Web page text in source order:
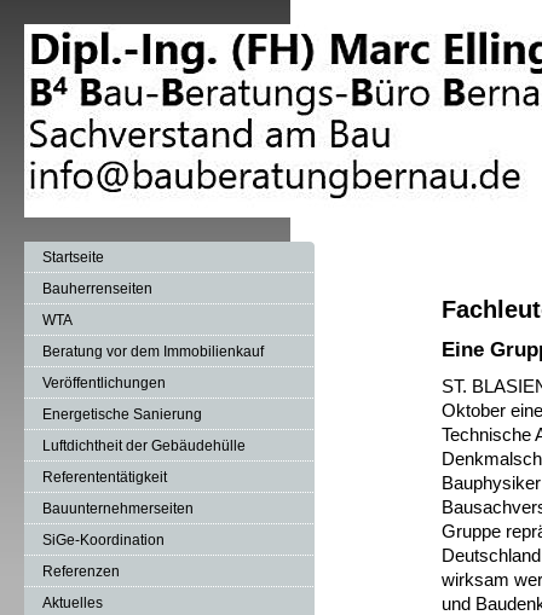
Eine
ST.
Oktober
Technische
Gruppe
wirksam
und
Startseite
Bauherrenseiten
WTA
Beratung vor dem Immobilienkauf
Veröffentlichungen
Energetische Sanierung
Luftdichtheit der Gebäudehülle
Referententätigkeit
Bauunternehmerseiten
SiGe-Koordination
Referenzen
Aktuelles